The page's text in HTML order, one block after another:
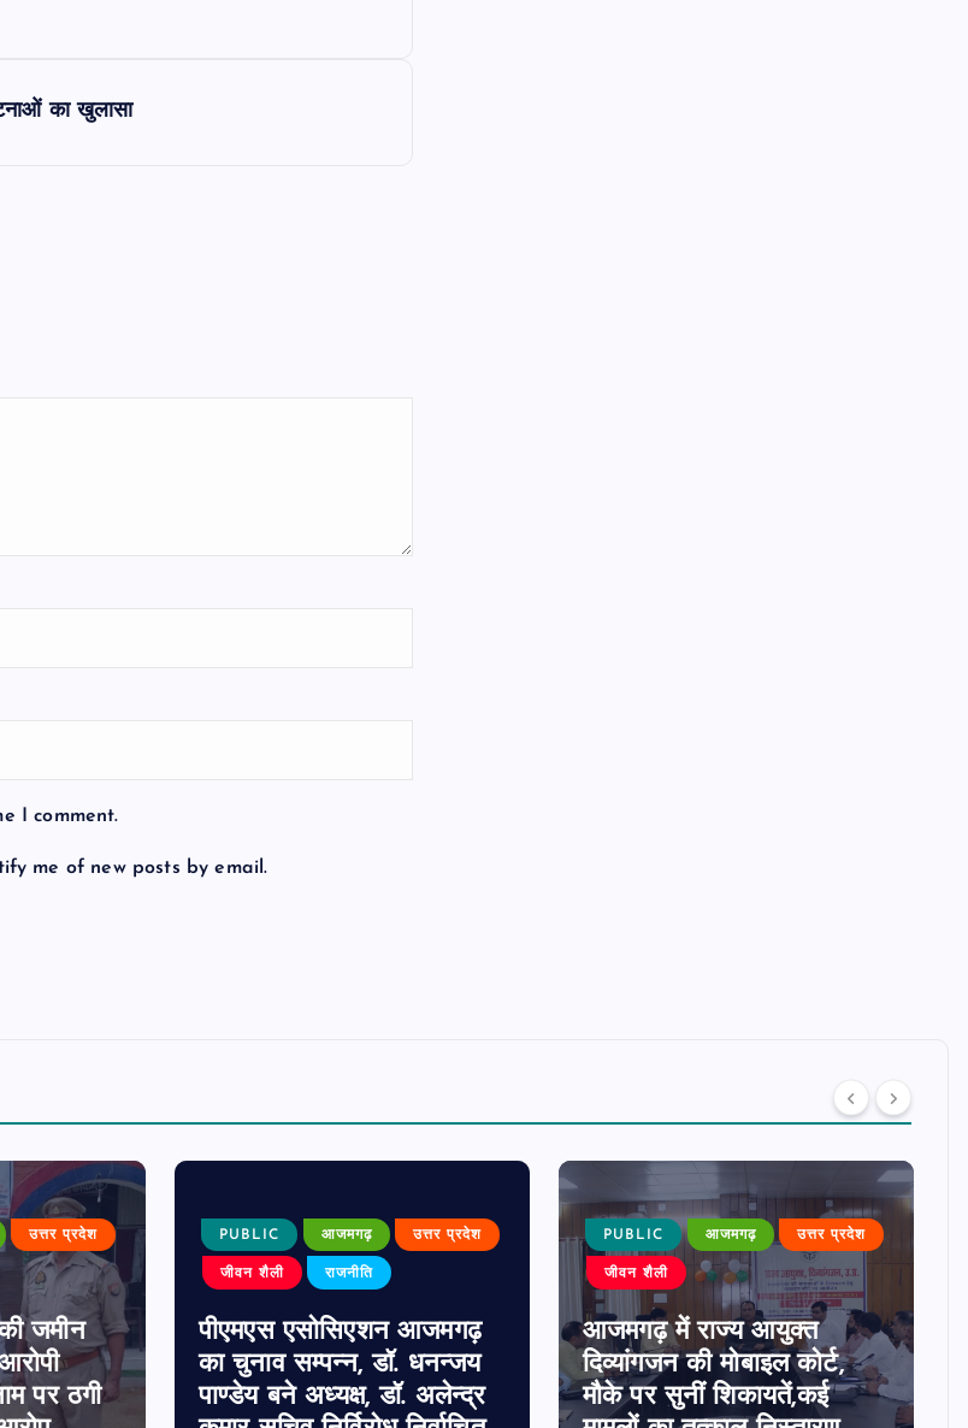
का खुलासा
I comment.
me of new posts by email.
उत्तर प्रदेश
जमीन
पर ठगी
PUBLIC आजमगढ़ उत्तर प्रदेश
जीवन शैली राजनीति
पीएमएस एसोसिएशन आजमगढ़
का चुनाव सम्पन्न, डॉ. धनन्जय
पाण्डेय बने अध्यक्ष, डॉ. अलेन्द्र
PUBLIC आजमगढ़ उत्तर प्रदेश
जीवन शैली
आजमगढ़ में राज्य आयुक्त
दिव्यांगजन की मोबाइल कोर्ट,
मौके पर सुनीं शिकायतें,कई